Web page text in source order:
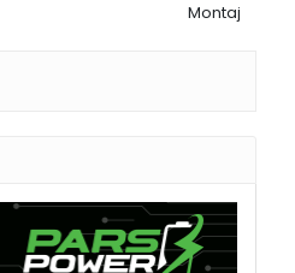
Montaj